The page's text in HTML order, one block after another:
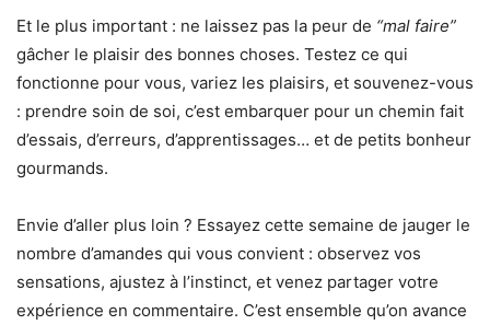
Et le plus important : ne laissez pas la peur de “mal faire”
gâcher le plaisir des bonnes choses. Testez ce qui
fonctionne pour vous, variez les plaisirs, et souvenez-vous
: prendre soin de soi, c’est embarquer pour un chemin fait
d’essais, d’erreurs, d’apprentissages… et de petits bonheur
gourmands.
Envie d’aller plus loin ? Essayez cette semaine de jauger le
nombre d’amandes qui vous convient : observez vos
sensations, ajustez à l’instinct, et venez partager votre
expérience en commentaire. C’est ensemble qu’on avance